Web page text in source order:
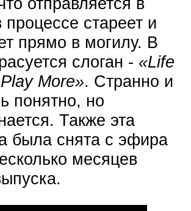
процессе стареет и
прямо в могилу. В
слоган - «Life
More». Странно и
понятно, но
Также эта
была снята с эфира
месяцев